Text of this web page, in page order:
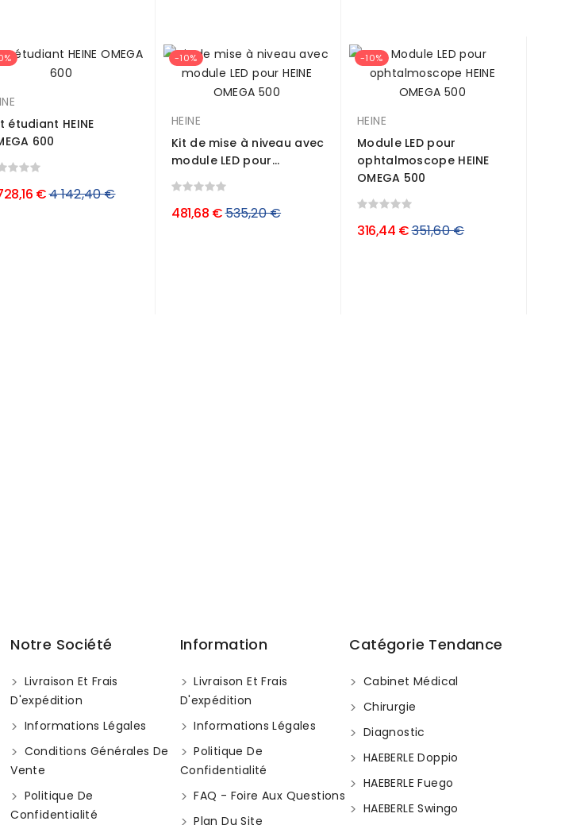
étudiant HEINE
600
€Prix
4 142,40 €
-10%
HEINE
Kit de mise à niveau avec
module LED pour...
481,68 €Prix
535,20 €
-10%
HEINE
Module LED pour
ophtalmoscope HEINE
OMEGA 500
316,44 €Prix
351,60 €
Notre Société
Livraison Et Frais
D'expédition
Informations Légales
Conditions Générales De
Vente
Politique De
Confidentialité
Information
Livraison Et Frais
D'expédition
Informations Légales
Politique De
Confidentialité
FAQ - Foire Aux Questions
Plan Du Site
Catégorie Tendance
Cabinet Médical
Chirurgie
Diagnostic
HAEBERLE Doppio
HAEBERLE Fuego
HAEBERLE Swingo